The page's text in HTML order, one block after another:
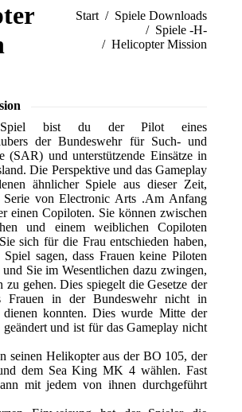
Sie befinden sich hier:
Start
Spiele Downloads
Spiele -H-
Helicopter Mission
bist du der Pilot eines
der Bundeswehr für Such- und
(SAR) und unterstützende Einsätze in
Die Perspektive und das Gameplay
ähnlicher Spiele aus dieser Zeit,
von Electronic Arts .Am Anfang
einen Copiloten. Sie können zwischen
und einem weiblichen Copiloten
sich für die Frau entschieden haben,
sagen, dass Frauen keine Piloten
Sie im Wesentlichen dazu zwingen,
zu gehen. Dies spiegelt die Gesetze der
Frauen in der Bundeswehr nicht in
dienen konnten. Dies wurde Mitte der
geändert und ist für das Gameplay nicht
seinen Helikopter aus der BO 105, der
dem Sea King MK 4 wählen. Fast
mit jedem von ihnen durchgeführt